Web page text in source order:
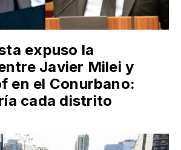
expuso la
Javier Milei y
en el Conurbano:
cada distrito